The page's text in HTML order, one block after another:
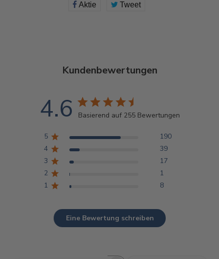
Aktie TweetTweet
Kundenbewertungen
4.6 Basierend auf 255 Bewertungen
5
190
4
39
3
17
2
1
1
8
Eine Bewertung schreiben